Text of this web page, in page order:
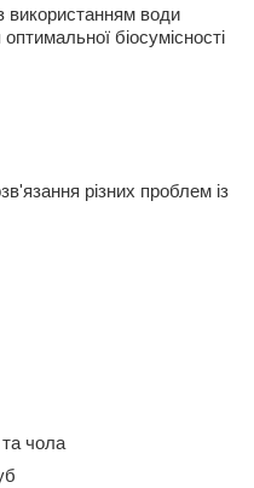
використанням води
біосумісності
різних проблем із
чола